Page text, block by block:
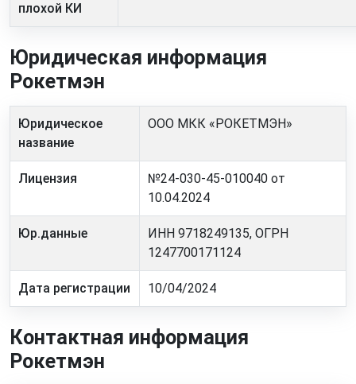
плохой КИ
Юридическая информация
Рокетмэн
Юридическое
название
ООО МКК «РОКЕТМЭН»
Лицензия
№24-030-45-010040 от
10.04.2024
Юр.данные
ИНН 9718249135, ОГРН
1247700171124
Дата регистрации 10/04/2024
Контактная информация
Рокетмэн